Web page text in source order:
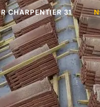
CHARPENTIER 31